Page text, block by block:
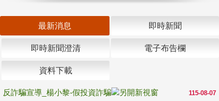
最新消息 即時新聞
即時新聞澄清 電子布告欄
資料下載
115-08-07
反詐騙宣導_楊小黎-假投資詐騙